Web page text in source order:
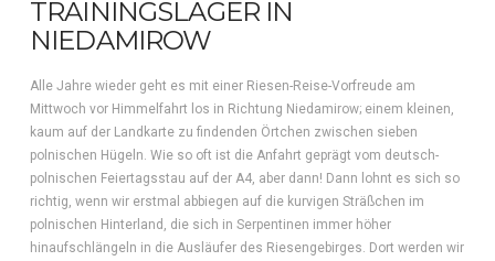
TRAININGSLAGER IN
NIEDAMIROW
Alle Jahre wieder geht es mit einer Riesen-Reise-Vorfreude am
Mittwoch vor Himmelfahrt los in Richtung Niedamirow; einem kleinen,
kaum auf der Landkarte zu findenden Örtchen zwischen sieben
polnischen Hügeln. Wie so oft ist die Anfahrt geprägt vom deutsch-
polnischen Feiertagsstau auf der A4, aber dann! Dann lohnt es sich so
richtig, wenn wir erstmal abbiegen auf die kurvigen Sträßchen im
polnischen Hinterland, die sich in Serpentinen immer höher
hinaufschlängeln in die Ausläufer des Riesengebirges. Dort werden wir